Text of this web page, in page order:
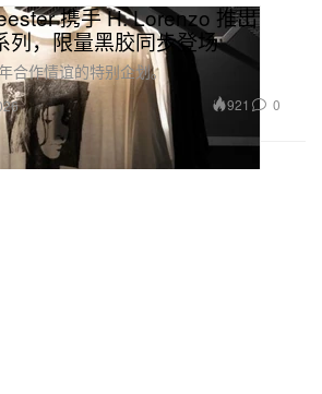
携手 H. Lorenzo 推出
列，限量黑胶同步登场
合作情谊的特别企划。
921 0